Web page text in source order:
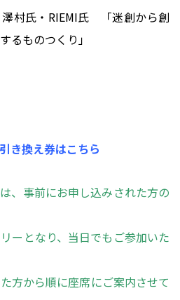
澤村氏・RIEMI氏 「迷創から創
るものつくり」
き換え券はこちら
、事前にお申し込みされた方の
ーとなり、当日でもご参加いた
方から順に座席にご案内させて